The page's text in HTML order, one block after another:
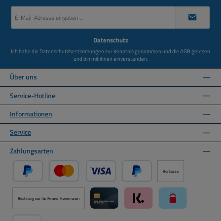
Mail-
Datenschutz
Ich habe die Datenschutzbestimmungenzur Kenntnis genommen und dieAGBgelesen
und bin mit ihnen einverstanden.
Über uns
Service-Hotline
Informationen
Service
Zahlungsarten
PayPal Kredit- oder Debitkarte über PayPal
Später Bezahlen über PayPal
Vorkasse
Rechnung nur für Firmen Kommunen